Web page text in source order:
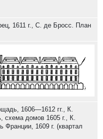
1611 г., С. де Бросс. План
1606—1612 гг., К.
домов 1605 г., К.
1609 г. (квартал